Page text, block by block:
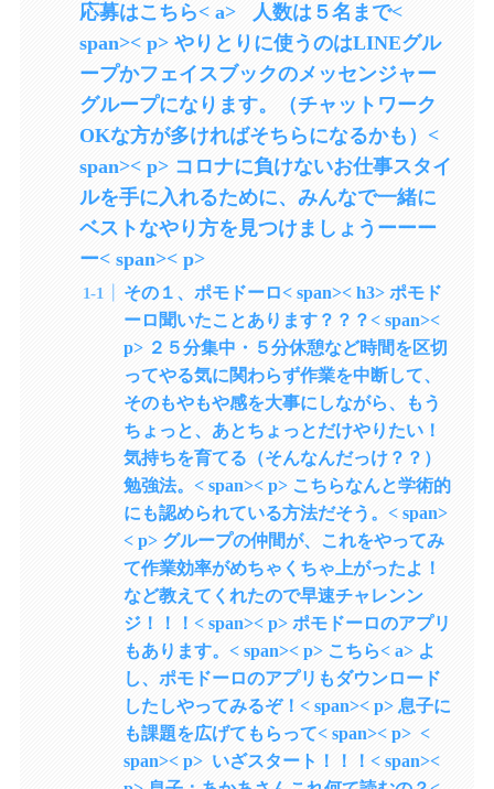
応募はこちら< a> 人数は５名まで<
span>< p> やりとりに使うのはLINEグル
ープかフェイスブックのメッセンジャー
グループになります。（チャットワーク
OKな方が多ければそちらになるかも）<
span>< p> コロナに負けないお仕事スタイ
ルを手に入れるために、みんなで一緒に
ベストなやり方を見つけましょうーーー
ー< span>< p>
その１、ポモドーロ< span>< h3> ポモド
ーロ聞いたことあります？？？< span><
p> ２５分集中・５分休憩など時間を区切
ってやる気に関わらず作業を中断して、
そのもやもや感を大事にしながら、もう
ちょっと、あとちょっとだけやりたい！
気持ちを育てる（そんなんだっけ？？）
勉強法。< span>< p> こちらなんと学術的
にも認められている方法だそう。< span>
< p> グループの仲間が、これをやってみ
て作業効率がめちゃくちゃ上がったよ！
など教えてくれたので早速チャレンン
ジ！！！< span>< p> ポモドーロのアプリ
もあります。< span>< p> こちら< a> よ
し、ポモドーロのアプリもダウンロード
したしやってみるぞ！< span>< p> 息子に
も課題を広げてもらって< span>< p> <
span>< p> いざスタート！！！< span><